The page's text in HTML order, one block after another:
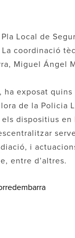
Local de
coordinació
Miguel Ángel
ha exposat
de la Policia
dispositius en
i
entre d’altres.